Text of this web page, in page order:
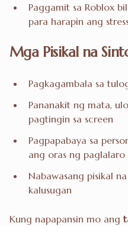
Paggamit sa Roblox
para harapin ang
Mga Pisikal na
Pagkagambala sa
Pananakit ng mata,
pagtingin sa screen
Pagpapabaya sa
ang oras ng paglalaro
Nabawasang pisikal
kalusugan
Kung napapansin mo ang